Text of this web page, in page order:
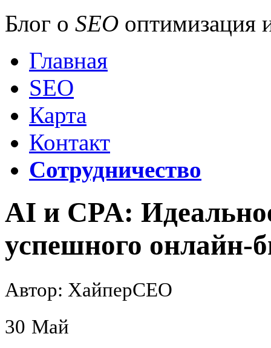
Блог о SEO оптимизация
Главная
SEO
Карта
Контакт
Сотрудничество
AI и CPA:
успешного онлайн-
Автор: ХайперСЕО
30 Май